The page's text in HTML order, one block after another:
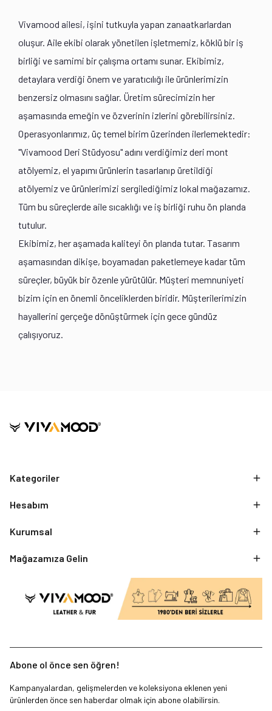
Vivamood ailesi, işini tutkuyla yapan zanaatkarlardan
oluşur. Aile ekibi olarak yönetilen işletmemiz, köklü bir iş
birliği ve samimi bir çalışma ortamı sunar. Ekibimiz,
detaylara verdiği önem ve yaratıcılığı ile ürünlerimizin
benzersiz olmasını sağlar. Üretim sürecimizin her
aşamasında emeğin ve özverinin izlerini görebilirsiniz.
Operasyonlarımız, üç temel birim üzerinden ilerlemektedir:
"Vivamood Deri Stüdyosu" adını verdiğimiz deri mont
atölyemiz, el yapımı ürünlerin tasarlanıp üretildiği
atölyemiz ve ürünlerimizi sergilediğimiz lokal mağazamız.
Tüm bu süreçlerde aile sıcaklığı ve iş birliği ruhu ön planda
tutulur.
Ekibimiz, her aşamada kaliteyi ön planda tutar. Tasarım
aşamasından dikişe, boyamadan paketlemeye kadar tüm
süreçler, büyük bir özenle yürütülür. Müşteri memnuniyeti
bizim için en önemli önceliklerden biridir. Müşterilerimizin
hayallerini gerçeğe dönüştürmek için gece gündüz
çalışıyoruz.
Kategoriler
Hesabım
Kurumsal
Mağazamıza Gelin
Abone ol önce sen öğren!
Kampanyalardan, gelişmelerden ve koleksiyona eklenen yeni
ürünlerden önce sen haberdar olmak için abone olabilirsin.